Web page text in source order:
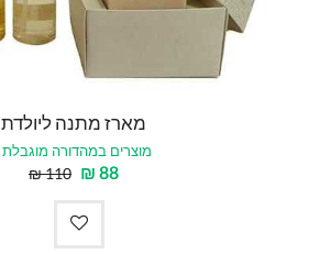
מארז מתנה ליולדת
מוצרים במהדורה מוגבלת
88
₪
110
₪